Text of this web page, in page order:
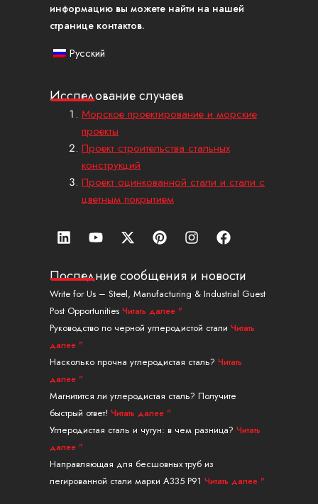
информацию вы можете найти на нашей
странице контактов.
Русский
Исследование случаев
Морское проектирование и морские
проекты
Проект строительства стальных
конструкций
Проект оцинкованной стали и стали с
цветным покрытием
Л
и
к
е
д
и
н
Ю
т
б
X
-
в
и
т
т
е
П
и
т
е
р
е
с
И
н
т
а
г
а
Ф
е
с
б
у
Последние сообщения и новости
Write for Us – Steel, Manufacturing & Industrial Guest
Post Opportunities Читать далее "
Руководство по черной углеродистой стали Читать
далее "
Насколько прочна углеродистая сталь? Читать
далее "
Магнитится ли углеродистая сталь? Получите
быстрый ответ! Читать далее "
Углеродистая сталь и чугун: в чем разница? Читать
далее "
Направляющая для бесшовных труб из
легированной стали марки A335 P91 Читать далее "